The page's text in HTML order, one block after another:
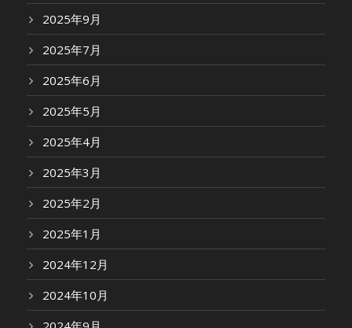
2025年9月
2025年7月
2025年6月
2025年5月
2025年4月
2025年3月
2025年2月
2025年1月
2024年12月
2024年10月